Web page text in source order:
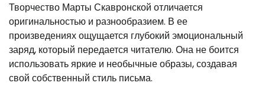
Творчество Марты Скавронской отличается
оригинальностью и разнообразием. В ее
произведениях ощущается глубокий эмоциональный
заряд, который передается читателю. Она не боится
использовать яркие и необычные образы, создавая
свой собственный стиль письма.